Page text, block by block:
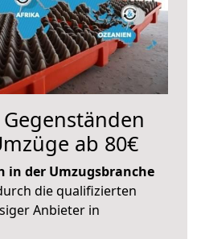
ab 80€
in der Umzugsbranche
die qualifizierten
Anbieter in